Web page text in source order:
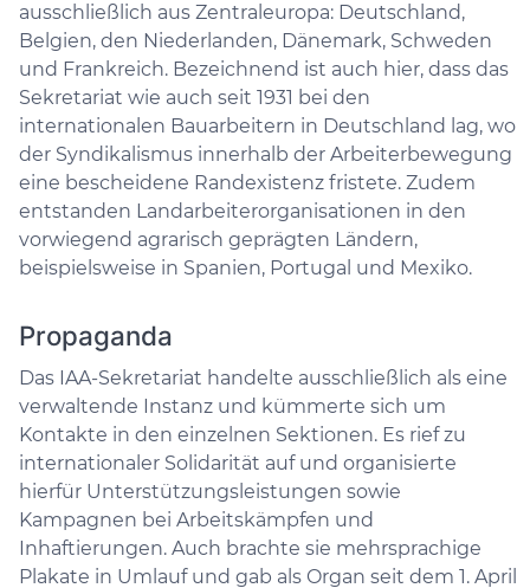
ausschließlich aus Zentraleuropa: Deutschland,
Belgien, den Niederlanden, Dänemark, Schweden
und Frankreich. Bezeichnend ist auch hier, dass das
Sekretariat wie auch seit 1931 bei den
internationalen Bauarbeitern in Deutschland lag, wo
der Syndikalismus innerhalb der Arbeiterbewegung
eine bescheidene Randexistenz fristete. Zudem
entstanden Landarbeiterorganisationen in den
vorwiegend agrarisch geprägten Ländern,
beispielsweise in Spanien, Portugal und Mexiko.
Propaganda
Das IAA-Sekretariat handelte ausschließlich als eine
verwaltende Instanz und kümmerte sich um
Kontakte in den einzelnen Sektionen. Es rief zu
internationaler Solidarität auf und organisierte
hierfür Unterstützungsleistungen sowie
Kampagnen bei Arbeitskämpfen und
Inhaftierungen. Auch brachte sie mehrsprachige
Plakate in Umlauf und gab als Organ seit dem 1. April